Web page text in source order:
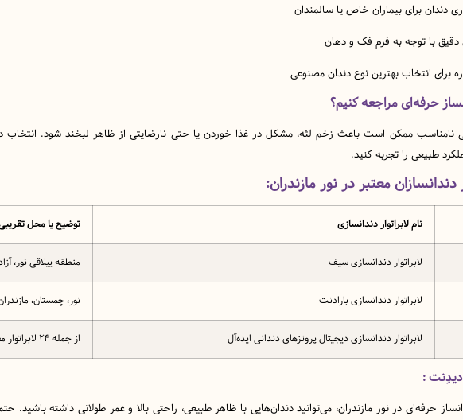
دندان برای بیماران خاص یا سالمندان
دقیق با توجه به فرم فک و دهان
برای انتخاب بهترین نوع دندان مصنوعی
حرفه‌ای مراجعه کنیم؟
نامناسب ممکن است باعث زخم لثه، مشکل در غذا خوردن یا حتی نارضایتی از ظاهر لبخند شود. انتخاب
طبیعی را تجربه کنید.
دندانسازان معتبر در نور مازندران:
نام لابراتوار دندانسازی توضیح یا محل
لابراتوار دندانسازی سیف منطقه ییلاقی نور،
لابراتوار دندانسازی بارادنت نور، چمستان،
لابراتوار دندانسازی دیجیتال پروتزهای دندانی ایده‌آل از جمله ۲۴ لابراتوار معرفی‌شده در مازندران
دیدِنت :
حرفه‌ای در نور مازندران، می‌توانید دندان‌هایی با ظاهر طبیعی، راحتی بالا و عمر طولانی داشته باشید.